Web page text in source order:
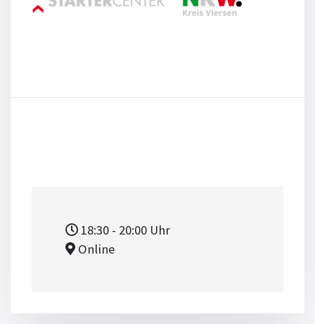
18:30 - 20:00 Uhr
Online